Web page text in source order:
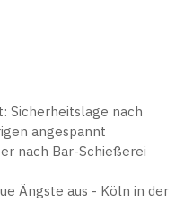
Sicherheitslage nach
angespannt
nach Bar-Schießerei
Ängste aus - Köln in der